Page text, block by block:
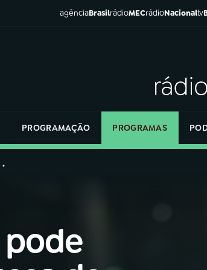
agênciaBrasilrádioMECrádioNacionaltv
PROGRAMAÇÃO PROGRAMAS
pode